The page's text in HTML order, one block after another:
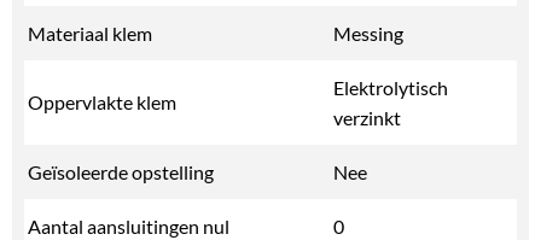
Materiaal klem Messing
Oppervlakte klem
Elektrolytisch
verzinkt
Geïsoleerde opstelling Nee
Aantal aansluitingen nul 0